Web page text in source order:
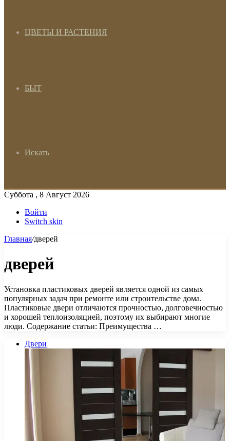
ЦВЕТЫ И РАСТЕНИЯ
БЫТ
Искать
Суббота , 8 Август 2026
Войти
Switch skin
Главная/дверей
дверей
Установка пластиковых дверей является одной из самых
популярных задач при ремонте или строительстве дома.
Пластиковые двери отличаются прочностью, долговечностью
и хорошей теплоизоляцией, поэтому их выбирают многие
люди. Содержание статьи: Преимущества …
Двери